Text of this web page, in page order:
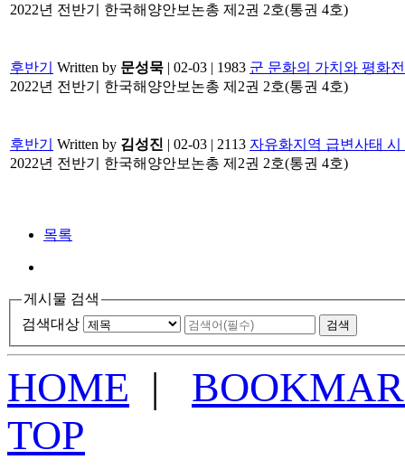
2022년 전반기 한국해양안보논총 제2권 2호(통권 4호) ​ ​ ​ ​
후반기 Written by 문성묵 | 02-03 | 1983 군 문화의 가치와 평화
2022년 전반기 한국해양안보논총 제2권 2호(통권 4호) ​ ​ ​
후반기 Written by 김성진 | 02-03 | 2113 자유화지역 급변사태
2022년 전반기 한국해양안보논총 제2권 2호(통권 4호) ​ ​ ​ ​
목록
게시물 검색
검색대상
HOME |
TOP